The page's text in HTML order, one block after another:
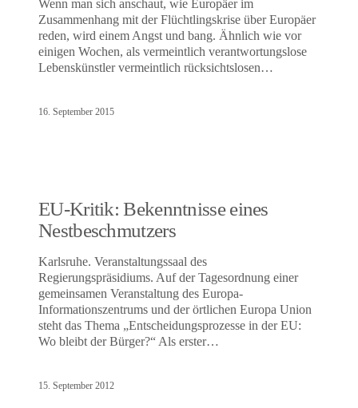
Wenn man sich anschaut, wie Europäer im
Zusammenhang mit der Flüchtlingskrise über Europäer
reden, wird einem Angst und bang. Ähnlich wie vor
einigen Wochen, als vermeintlich verantwortungslose
Lebenskünstler vermeintlich rücksichtslosen…
16. September 2015
EU-Kritik: Bekenntnisse eines
Nestbeschmutzers
Karlsruhe. Veranstaltungssaal des
Regierungspräsidiums. Auf der Tagesordnung einer
gemeinsamen Veranstaltung des Europa-
Informationszentrums und der örtlichen Europa Union
steht das Thema „Entscheidungsprozesse in der EU:
Wo bleibt der Bürger?“ Als erster…
15. September 2012